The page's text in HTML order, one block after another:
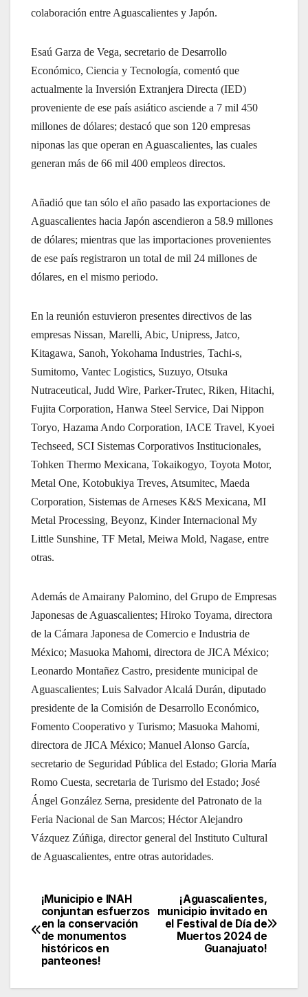
colaboración entre Aguascalientes y Japón.
Esaú Garza de Vega, secretario de Desarrollo
Económico, Ciencia y Tecnología, comentó que
actualmente la Inversión Extranjera Directa (IED)
proveniente de ese país asiático asciende a 7 mil 450
millones de dólares; destacó que son 120 empresas
niponas las que operan en Aguascalientes, las cuales
generan más de 66 mil 400 empleos directos.
Añadió que tan sólo el año pasado las exportaciones de
Aguascalientes hacia Japón ascendieron a 58.9 millones
de dólares; mientras que las importaciones provenientes
de ese país registraron un total de mil 24 millones de
dólares, en el mismo periodo.
En la reunión estuvieron presentes directivos de las
empresas Nissan, Marelli, Abic, Unipress, Jatco,
Kitagawa, Sanoh, Yokohama Industries, Tachi-s,
Sumitomo, Vantec Logistics, Suzuyo, Otsuka
Nutraceutical, Judd Wire, Parker-Trutec, Riken, Hitachi,
Fujita Corporation, Hanwa Steel Service, Dai Nippon
Toryo, Hazama Ando Corporation, IACE Travel, Kyoei
Techseed, SCI Sistemas Corporativos Institucionales,
Tohken Thermo Mexicana, Tokaikogyo, Toyota Motor,
Metal One, Kotobukiya Treves, Atsumitec, Maeda
Corporation, Sistemas de Arneses K&S Mexicana, MI
Metal Processing, Beyonz, Kinder Internacional My
Little Sunshine, TF Metal, Meiwa Mold, Nagase, entre
otras.
Además de Amairany Palomino, del Grupo de Empresas
Japonesas de Aguascalientes; Hiroko Toyama, directora
de la Cámara Japonesa de Comercio e Industria de
México; Masuoka Mahomi, directora de JICA México;
Leonardo Montañez Castro, presidente municipal de
Aguascalientes; Luis Salvador Alcalá Durán, diputado
presidente de la Comisión de Desarrollo Económico,
Fomento Cooperativo y Turismo; Masuoka Mahomi,
directora de JICA México; Manuel Alonso García,
secretario de Seguridad Pública del Estado; Gloria María
Romo Cuesta, secretaria de Turismo del Estado; José
Ángel González Serna, presidente del Patronato de la
Feria Nacional de San Marcos; Héctor Alejandro
Vázquez Zúñiga, director general del Instituto Cultural
de Aguascalientes, entre otras autoridades.
Navegación
de
entradas
¡Aguascalientes,
municipio invitado en
el Festival de Día de
Muertos 2024 de
Guanajuato!
¡Municipio e INAH
conjuntan esfuerzos
en la conservación
de monumentos
históricos en
panteones!